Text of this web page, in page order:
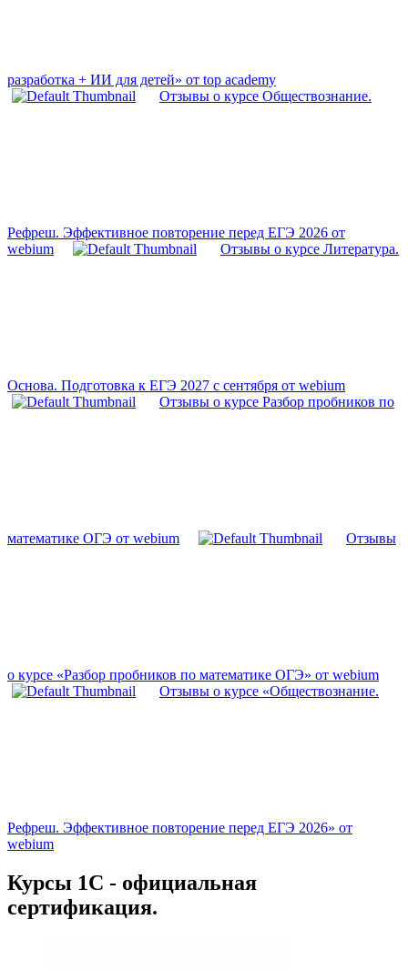
разработка + ИИ для детей» от top academy
Отзывы о курсе Обществознание.
Рефреш. Эффективное повторение перед ЕГЭ 2026 от
webium
Отзывы о курсе Литература.
Основа. Подготовка к ЕГЭ 2027 с сентября от webium
Отзывы о курсе Разбор пробников по
математике ОГЭ от webium Отзывы
о курсе «Разбор пробников по математике ОГЭ» от webium
Отзывы о курсе «Обществознание.
Рефреш. Эффективное повторение перед ЕГЭ 2026» от
webium
Курсы 1С - официальная
сертификация.